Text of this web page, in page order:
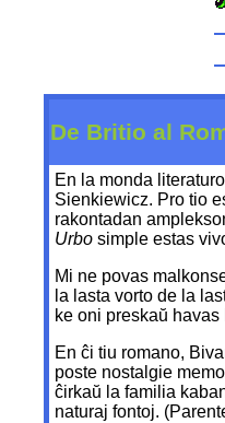
De Britio al
En la monda
Sienkiewicz. Pro tio
rakontadan
Urbo simple estas
Mi ne povas
la lasta vorto de la
ke oni preskaŭ
En ĉi tiu romano,
poste nostalgie
ĉirkaŭ la familia
naturaj fontoj.